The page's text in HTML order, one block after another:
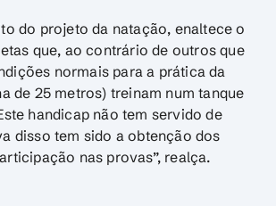
do projeto da natação, enaltece o
que, ao contrário de outros que
normais para a prática da
de 25 metros) treinam num tanque
handicap não tem servido de
disso tem sido a obtenção dos
nas provas”, realça.